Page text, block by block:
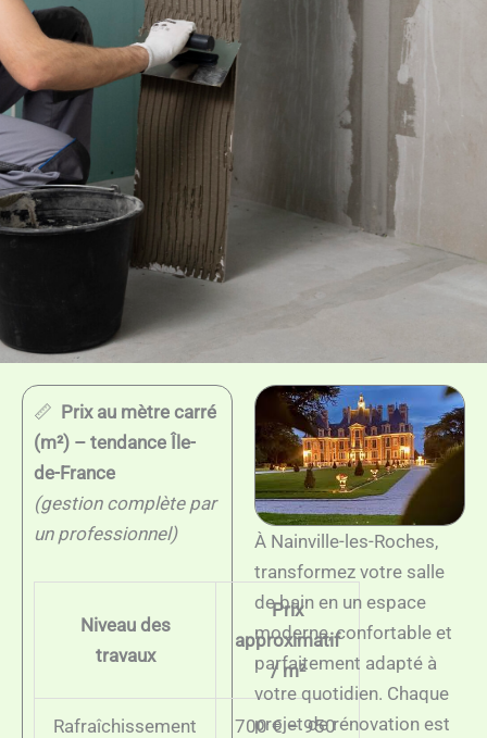
📏 Prix au mètre carré
(m²) – tendance Île-
de-France
(gestion complète par
un professionnel)
Niveau des
travaux
Prix
approximatif
/ m²
Rafraîchissement
700 € – 950
À Nainville-les-Roches,
transformez votre salle
de bain en un espace
moderne, confortable et
parfaitement adapté à
votre quotidien. Chaque
projet de rénovation est